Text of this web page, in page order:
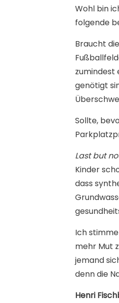
Wohl bin
folgende
Braucht
zumindest
genötigt
Sollte,
Last but
Kinder
dass
Ich
mehr Mut
jemand
denn die
Henri